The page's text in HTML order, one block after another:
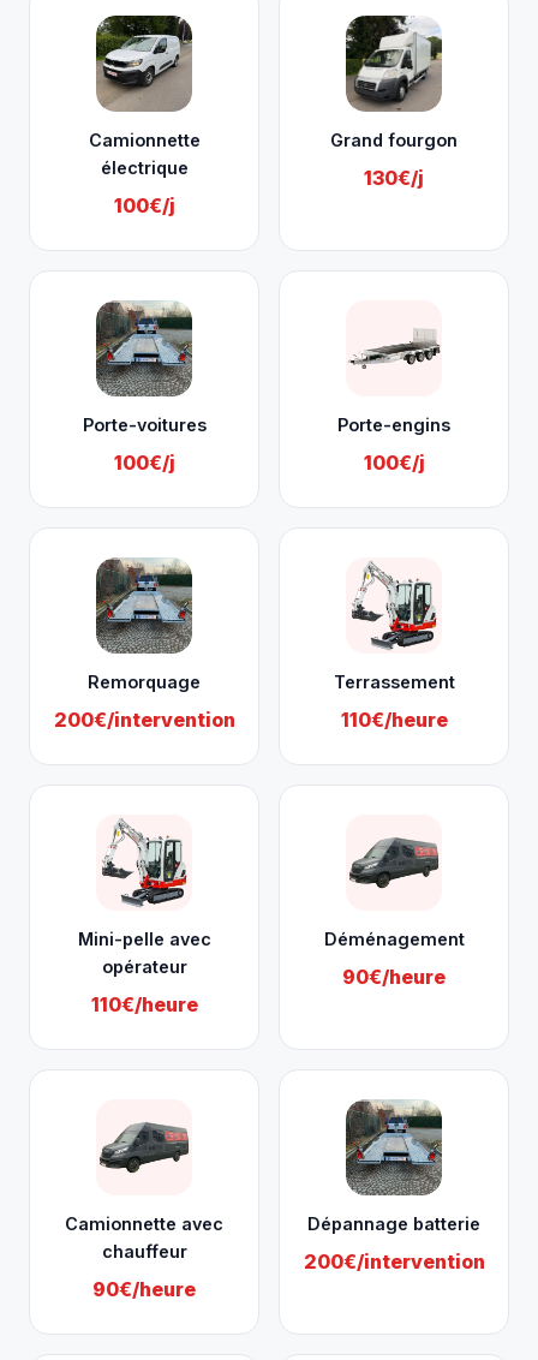
Camionnette
électrique
100€/j
Grand fourgon
130€/j
Porte-voitures
100€/j
Porte-engins
100€/j
Remorquage
200€/intervention
Terrassement
110€/heure
Mini-pelle avec
opérateur
110€/heure
Déménagement
90€/heure
Camionnette avec
chauffeur
90€/heure
Dépannage batterie
200€/intervention